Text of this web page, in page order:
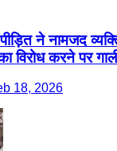
पीड़ित ने नामजद
विरोध करने पर
18, 2026